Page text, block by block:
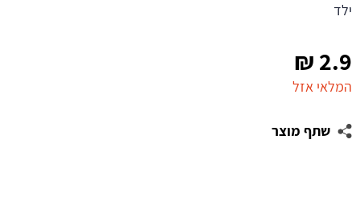
2.9
₪
המלאי אזל
שתף מוצר
ילד